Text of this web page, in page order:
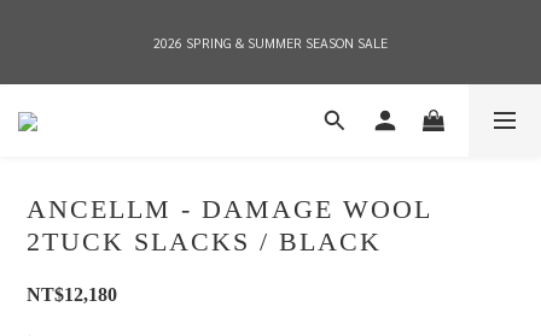
2026 SPRING & SUMMER SEASON SALE
2026 SPRING & SUMMER SEASON SALE
全店消費滿NT$8,000 享有7-11店到店免運費，NT$10,000店到店與宅配到府免運費
2026 SPRING & SUMMER SEASON SALE
ANCELLM - DAMAGE WOOL
2TUCK SLACKS / BLACK
NT$12,180